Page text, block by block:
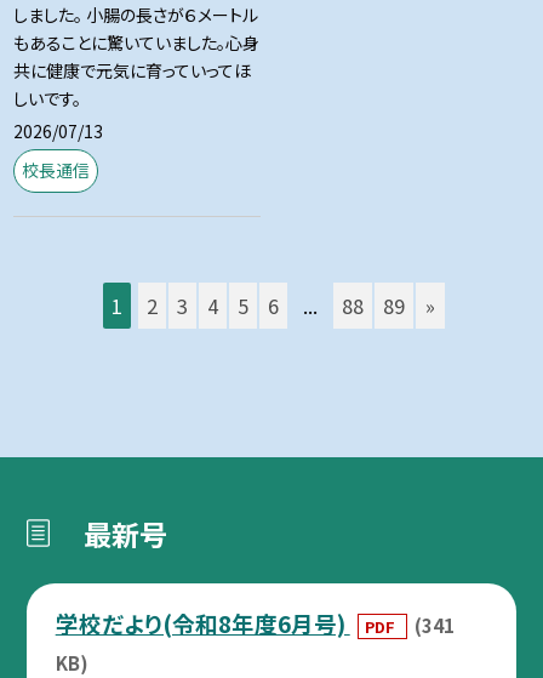
しました。 小腸の長さが６メートル
もあることに驚いていました。心身
共に健康で元気に育っていってほ
しいです。
2026/07/13
校長通信
1 2 3 4 5 6 ... 88 89 »
最新号
学校だより(令和8年度6月号) PDF
(341
KB)